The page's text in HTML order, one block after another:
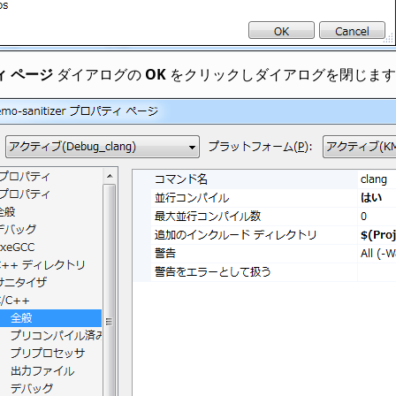
ページダイアログの OKをクリックしダイアログを閉じま